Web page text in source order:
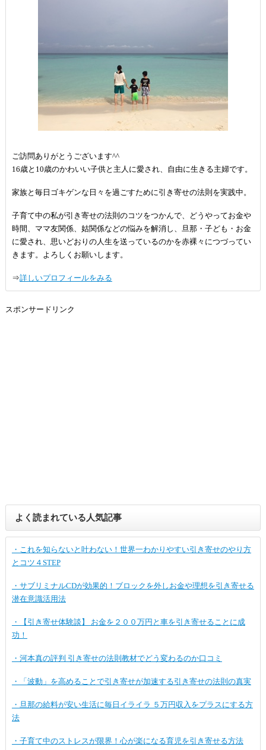
ご訪問ありがとうございます^^
16歳と10歳のかわいい子供と主人に愛され、自由に生きる主婦です。
家族と毎日ゴキゲンな日々を過ごすために引き寄せの法則を実践中。
子育て中の私が引き寄せの法則のコツをつかんで、どうやってお金や
時間、ママ友関係、姑関係などの悩みを解消し、旦那・子ども・お金
に愛され、思いどおりの人生を送っているのかを赤裸々につづってい
きます。よろしくお願いします。
⇒詳しいプロフィールをみる
スポンサードリンク
よく読まれている人気記事
・これを知らないと叶わない！世界一わかりやすい引き寄せのやり方
とコツ４STEP
・サブリミナルCDが効果的！ブロックを外しお金や理想を引き寄せる
潜在意識活用法
・【引き寄せ体験談】 お金を２００万円と車を引き寄せることに成
功！
・河本真の評判 引き寄せの法則教材でどう変わるのか口コミ
・「波動」を高めることで引き寄せが加速する引き寄せの法則の真実
・旦那の給料が安い生活に毎日イライラ ５万円収入をプラスにする方
法
・子育て中のストレスが限界！心が楽になる育児を引き寄せる方法